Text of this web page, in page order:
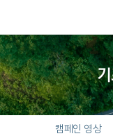
캠페인 영상